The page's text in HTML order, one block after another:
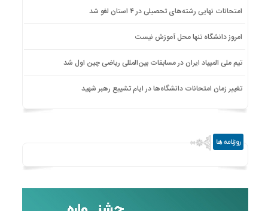
امتحانات نهایی رشته‌های تحصیلی در ۴ استان لغو شد
امروز دانشگاه تنها محل آموزش نیست
تیم ملی المپیاد ایران در مسابقات بین‌المللی ریاضی چین اول شد
تغییر زمان امتحانات دانشگاه‌ها در ایام تشییع رهبر شهید
روزنامه ها